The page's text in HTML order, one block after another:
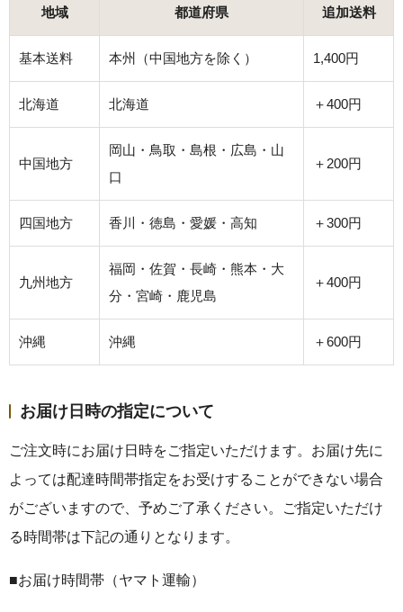
地域 都道府県 追加送料
基本送料 本州（中国地方を除く） 1,400円
北海道 北海道 ＋400円
中国地方
岡山・鳥取・島根・広島・山
口
＋200円
四国地方 香川・徳島・愛媛・高知 ＋300円
九州地方
福岡・佐賀・長崎・熊本・大
分・宮崎・鹿児島
＋400円
沖縄 沖縄 ＋600円
お届け日時の指定について
ご注文時にお届け日時をご指定いただけます。お届け先に
よっては配達時間帯指定をお受けすることができない場合
がございますので、予めご了承ください。ご指定いただけ
る時間帯は下記の通りとなります。
■お届け時間帯（ヤマト運輸）